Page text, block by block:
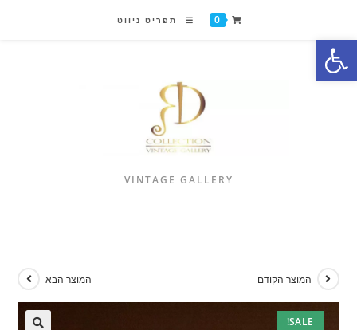
פתח סרגל נגישות
0 תפריט ניווט
VINTAGE GALLERY
SALE!
המוצר הקודם המוצר הבא